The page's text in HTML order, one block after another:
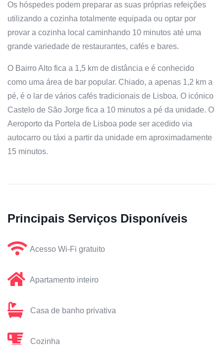
Os hóspedes podem preparar as suas próprias refeições
utilizando a cozinha totalmente equipada ou optar por
provar a cozinha local caminhando 10 minutos até uma
grande variedade de restaurantes, cafés e bares.
O Bairro Alto fica a 1,5 km de distância e é conhecido
como uma área de bar popular. Chiado, a apenas 1,2 km a
pé, é o lar de vários cafés tradicionais de Lisboa. O icónico
Castelo de São Jorge fica a 10 minutos a pé da unidade. O
Aeroporto da Portela de Lisboa pode ser acedido via
autocarro ou táxi a partir da unidade em aproximadamente
15 minutos.
Principais Serviços Disponíveis
Acesso Wi-Fi gratuito
Apartamento inteiro
Casa de banho privativa
Cozinha